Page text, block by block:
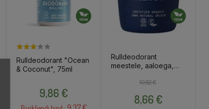
Rulldeodorant "Ocean
& Coconut", 75ml
9,86 €
Rulldeodorant
meestele, aaloega,
Tavahind
10,82 €
Hind
8,66 €